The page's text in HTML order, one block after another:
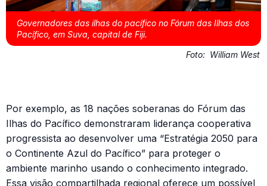
Governadores das ilhas do pacífico no Fórum das Ilhas dos
Pacífico, em Suva, capital de Fiji.
Foto: William West
Por exemplo, as 18 nações soberanas do Fórum das
Ilhas do Pacífico demonstraram liderança cooperativa
progressista ao desenvolver uma “Estratégia 2050 para
o Continente Azul do Pacífico” para proteger o
ambiente marinho usando o conhecimento integrado.
Essa visão compartilhada regional oferece um possível